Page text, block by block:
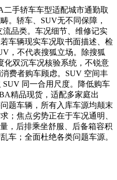
手轿车车型适配城市通勤取
。轿车、SUV无不同保障，
品类。车况细节、维修记实
车辆现实车况取书面描述、检
，不代表搜狐立场。除搜狐
化双沉车况核验系统，不锐意
费者购车顾虑。SUV 空间丰
同一合用尺度。降低购车
精品现货，适配多家庭出
题车辆，所有入库车源均颠末
；焦点劣势正在于车况通明、
，后排乘坐舒服、后备箱容积
车；全面杜绝各类问题车源。